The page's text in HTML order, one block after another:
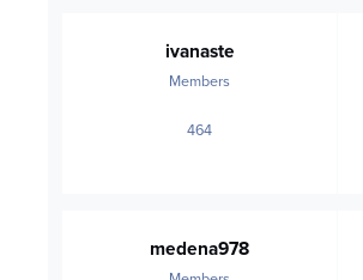
ivanaste
Members
464posts
medena978